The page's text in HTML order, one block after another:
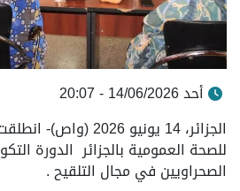
أحد 14/06/2026 - 20:07
الجزائر، 14 يونيو
للصحة العمومية بالجزائر الدورة
الصحراويين في مجال التلقيح .